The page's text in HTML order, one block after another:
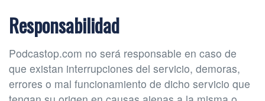
Responsabilidad
Podcastop.com no será responsable en caso de
que existan interrupciones del servicio, demoras,
errores o mal funcionamiento de dicho servicio que